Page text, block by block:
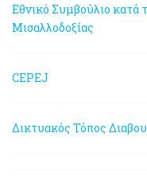
Εθνικό Συμβούλιο κατά
Μισαλλοδοξίας
CEPEJ
Δικτυακός Τόπος